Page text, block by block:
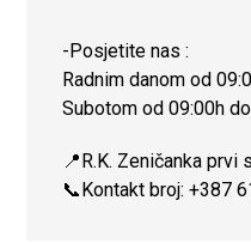
-Posjetite nas :
Radnim danom od
Subotom od 09:00h
📍R.K. Zeničanka prvi
📞Kontakt broj: +387